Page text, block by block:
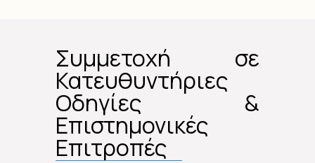
Συμμετοχή σε
Κατευθυντήριες
Οδηγίες &
Επιστημονικές
Επιτροπές